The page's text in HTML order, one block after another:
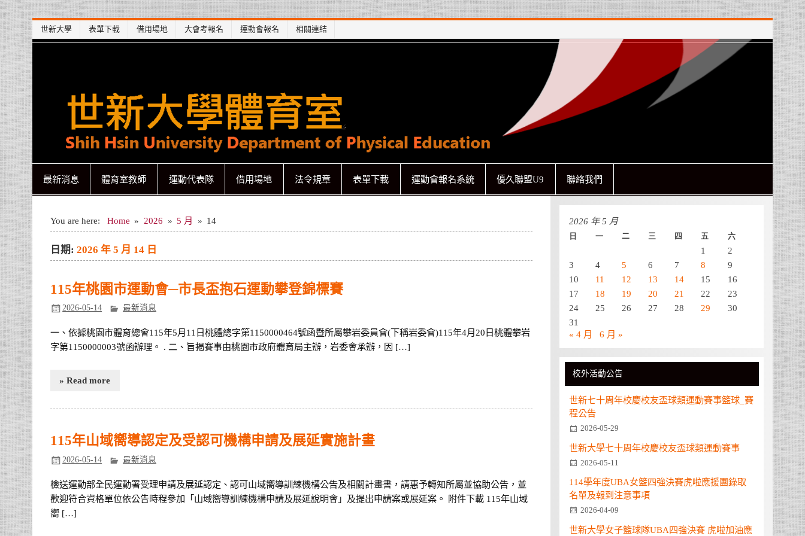
Skip
to
content
世新大學 表單下載 借用場地 大會考報名 運動會報名 相關連結
世新大學體育室
世新大學體育室
最新消息 體育室教師 運動代表隊 借用場地 法令規章 表單下載 運動會報名系統 優久聯盟U9 聯絡我們
You are here: Home 2026 5 月 14
日期:2026 年 5 月 14 日
115年桃園市運動會─市長盃抱石運動攀登錦標賽
2026-05-14 最新消息
一、依據桃園市體育總會115年5月11日桃體總字第1150000464號函暨所屬攀岩委員會(下稱岩委會)115年4月20日桃體攀岩
字第1150000003號函辦理。 . 二、旨揭賽事由桃園市政府體育局主辦，岩委會承辦，因 […]
» Read more
115年山域嚮導認定及受認可機構申請及展延實施計畫
2026-05-14 最新消息
檢送運動部全民運動署受理申請及展延認定、認可山域嚮導訓練機構公告及相關計畫書，請惠予轉知所屬並協助公告，並
歡迎符合資格單位依公告時程參加「山域嚮導訓練機構申請及展延說明會」及提出申請案或展延案。 附件下載 115年山域
嚮 […]
2026 年 5 月
日 一 二 三 四 五 六
1
2
3
4 5 6 7 8
9
10
11 12 13 14 15
16
17
18 19 20 21 22
23
24
25 26 27 28 29
30
31
« 4 月
6 月 »
校外活動公告
世新七十周年校慶校友盃球類運動賽事籃球_賽
程公告
2026-05-29
世新大學七十周年校慶校友盃球類運動賽事
2026-05-11
114學年度UBA女籃四強決賽虎啦應援團錄取
名單及報到注意事項
2026-04-09
世新大學女子籃球隊UBA四強決賽 虎啦加油應